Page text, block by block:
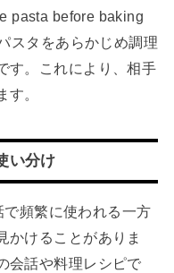
pasta before baking
スタをあらかじめ調理
す。これにより、相手
。
い分け
で頻繁に使われる一方
かけることがありま
会話や料理レシピで